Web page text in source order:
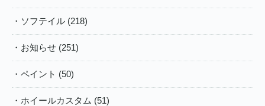
・ソフテイル (218)
・お知らせ (251)
・ペイント (50)
・ホイールカスタム (51)